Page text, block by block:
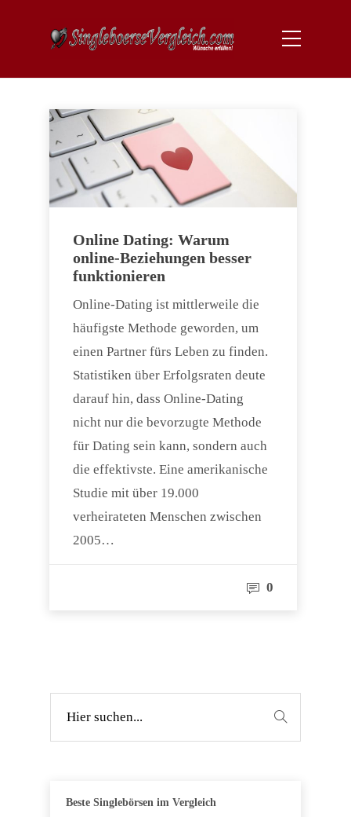
Online Dating: Warum
online-Beziehungen besser
funktionieren
Online-Dating ist mittlerweile die
häufigste Methode geworden, um
einen Partner fürs Leben zu finden.
Statistiken über Erfolgsraten deute
darauf hin, dass Online-Dating
nicht nur die bevorzugte Methode
für Dating sein kann, sondern auch
die effektivste. Eine amerikanische
Studie mit über 19.000
verheirateten Menschen zwischen
2005…
0
Beste Singlebörsen im Vergleich